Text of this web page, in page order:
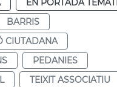
BARRIS
CIUTADANA
PEDANIES
TEIXIT ASSOCIATIU